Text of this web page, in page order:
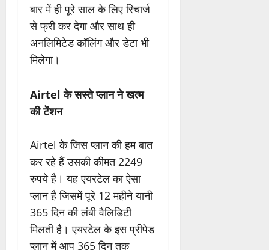
बार में ही पूरे साल के लिए रिचार्ज
से फ्री कर देगा और साथ ही
अनलिमिटेड कॉलिंग और डेटा भी
मिलेगा।
Airtel के सस्ते प्लान ने खत्म
की टेंशन
Airtel के जिस प्लान की हम बात
कर रहे हैं उसकी कीमत 2249
रुपये है। यह एयरटेल का ऐसा
प्लान है जिसमें पूरे 12 महीने यानी
365 दिन की लंबी वैलिडिटी
मिलती है। एयरटेल के इस प्रीपेड
प्लान में आप 365 दिन तक